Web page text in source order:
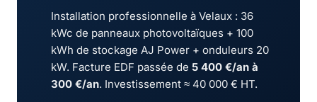
Installation professionnelle à Velaux : 36
kWc de panneaux photovoltaïques + 100
kWh de stockage AJ Power + onduleurs 20
kW. Facture EDF passée de 5 400 €/an à
300 €/an. Investissement ≈ 40 000 € HT.